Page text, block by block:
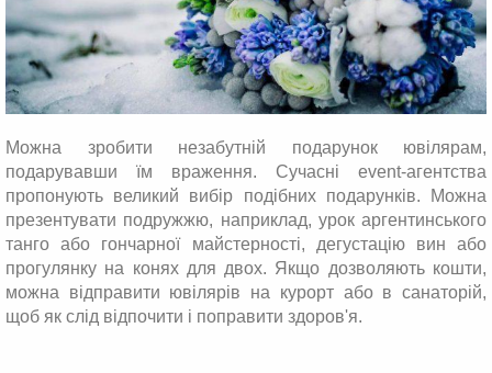
Можна зробити незабутній подарунок ювілярам,
подарувавши їм враження. Сучасні event-агентства
пропонують великий вибір подібних подарунків. Можна
презентувати подружжю, наприклад, урок аргентинського
танго або гончарної майстерності, дегустацію вин або
прогулянку на конях для двох. Якщо дозволяють кошти,
можна відправити ювілярів на курорт або в санаторій,
щоб як слід відпочити і поправити здоров'я.